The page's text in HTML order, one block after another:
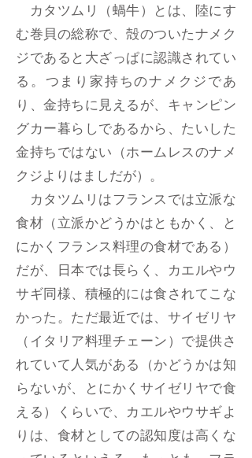
カタツムリ（蝸牛）とは、陸にす
む巻貝の総称で、殻のついたナメク
ジであると大ざっぱに認識されてい
る。つまり家持ちのナメクジであ
り、金持ちに見えるが、キャンピン
グカー暮らしであるから、たいした
金持ちではない（ホームレスのナメ
クジよりはましだが）。
カタツムリはフランスでは立派な
食材（立派かどうかはともかく、と
にかくフランス料理の食材である）
だが、日本では長らく、カエルやウ
サギ同様、積極的には食されてこな
かった。ただ最近では、サイゼリヤ
（イタリア料理チェーン）で提供さ
れていて人気がある（かどうかは知
らないが、とにかくサイゼリヤで食
える）くらいで、カエルやウサギよ
りは、食材としての認知度は高くな